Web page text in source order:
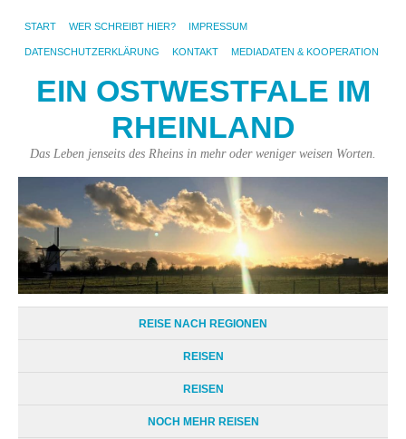
START WER SCHREIBT HIER? IMPRESSUM
DATENSCHUTZERKLÄRUNG KONTAKT MEDIADATEN & KOOPERATION
EIN OSTWESTFALE IM
RHEINLAND
Das Leben jenseits des Rheins in mehr oder weniger weisen Worten.
REISE NACH REGIONEN
REISEN
REISEN
NOCH MEHR REISEN